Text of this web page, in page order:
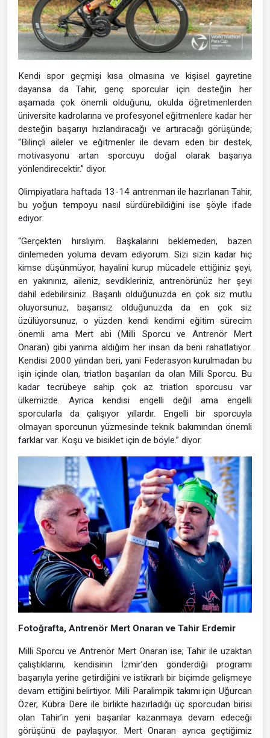
Kendi spor geçmişi kısa olmasına ve kişisel gayretine
dayansa da Tahir, genç sporcular için desteğin her
aşamada çok önemli olduğunu, okulda öğretmenlerden
üniversite kadrolarına ve profesyonel eğitmenlere kadar her
desteğin başarıyı hızlandıracağı ve artıracağı görüşünde;
“Bilinçli aileler ve eğitmenler ile devam eden bir destek,
motivasyonu artan sporcuyu doğal olarak başarıya
yönlendirecektir.” diyor.
Olimpiyatlara haftada 13-14 antrenman ile hazırlanan Tahir,
bu yoğun tempoyu nasıl sürdürebildiğini ise şöyle ifade
ediyor:
“Gerçekten hırslıyım. Başkalarını beklemeden, bazen
dinlemeden yoluma devam ediyorum. Sizi sizin kadar hiç
kimse düşünmüyor, hayalini kurup mücadele ettiğiniz şeyi,
en yakınınız, aileniz, sevdikleriniz, antrenörünüz her şeyi
dahil edebilirsiniz. Başarılı olduğunuzda en çok siz mutlu
oluyorsunuz, başarısız olduğunuzda da en çok siz
üzülüyorsunuz, o yüzden kendi kendimi eğitim sürecim
önemli ama Mert abi (Milli Sporcu ve Antrenör Mert
Onaran) gibi yanıma aldığım her insan da beni rahatlatıyor.
Kendisi 2000 yılından beri, yani Federasyon kurulmadan bu
işin içinde olan, triatlon başarıları da olan Milli Sporcu. Bu
kadar tecrübeye sahip çok az triatlon sporcusu var
ülkemizde. Ayrıca kendisi engelli değil ama engelli
sporcularla da çalışıyor yıllardır. Engelli bir sporcuyla
olmayan sporcunun yüzmesinde teknik bakımından önemli
farklar var. Koşu ve bisiklet için de böyle.” diyor.
Fotoğrafta, Antrenör Mert Onaran ve Tahir Erdemir
Milli Sporcu ve Antrenör Mert Onaran ise; Tahir ile uzaktan
çalıştıklarını, kendisinin İzmir’den gönderdiği programı
başarıyla yerine getirdiğini ve istikrarlı bir biçimde gelişmeye
devam ettiğini belirtiyor. Milli Paralimpik takımı için Uğurcan
Özer, Kübra Dere ile birlikte hazırladığı üç sporcudan birisi
olan Tahir’in yeni başarılar kazanmaya devam edeceği
görüşünü de paylaşıyor. Mert Onaran ayrıca geçtiğimiz